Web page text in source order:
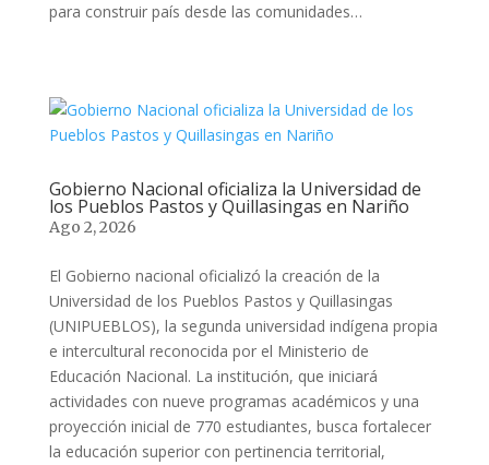
para construir país desde las comunidades…
Gobierno Nacional oficializa la Universidad de
los Pueblos Pastos y Quillasingas en Nariño
Ago 2, 2026
El Gobierno nacional oficializó la creación de la
Universidad de los Pueblos Pastos y Quillasingas
(UNIPUEBLOS), la segunda universidad indígena propia
e intercultural reconocida por el Ministerio de
Educación Nacional. La institución, que iniciará
actividades con nueve programas académicos y una
proyección inicial de 770 estudiantes, busca fortalecer
la educación superior con pertinencia territorial,